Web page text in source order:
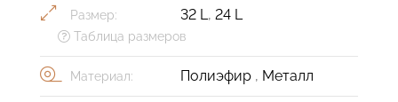
Размер: 32 L, 24 L
Таблица размеров
Материал: Полиэфир , Металл